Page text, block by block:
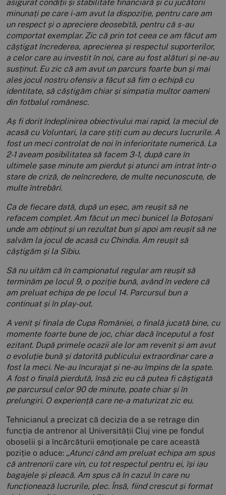
asigurat condiții și stabilitate financiară și cu jucătorii
minunați pe care i-am avut la dispoziție, pentru care am
un respect și o apreciere deosebită, pentru că s-au
comportat exemplar. Zic că prin tot ceea ce am făcut am
câștigat încrederea, aprecierea și respectul suporterilor,
a celor care au investit în noi, care au fost alături și ne-au
susținut. Eu zic că am avut un parcurs foarte bun și mai
ales jocul nostru ofensiv a făcut să fim o echipă cu
identitate, să câștigăm chiar și simpatia multor oameni
din fotbalul românesc.
Aș fi dorit îndeplinirea obiectivului mai rapid, la meciul de
acasă cu Voluntari, la care știți cum au decurs lucrurile. A
fost un meci controlat de noi în inferioritate numerică. La
2-1 aveam posibilitatea să facem 3-1, după care în
ultimele șase minute am pierdut și atunci am intrat într-o
stare de criză, de neîncredere, de multe necunoscute, de
multe întrebări.
Ca de fiecare dată, după un eșec, am reușit să ne
refacem complet. Am făcut un meci bunicel la Botoșani
unde am obținut și un rezultat bun și apoi am reușit să ne
salvăm la jocul de acasă cu Chindia. Am reușit să
câștigăm și la Sibiu.
Să nu uităm că în campionatul regular am reușit să
terminăm pe locul 9, o poziție bună, având în vedere că
am preluat echipa de pe locul 14. Parcursul bun a
continuat și în play-out.
A venit și finala de Cupa României, o finală jucată bine, cu
momente foarte bune de joc, chiar dacă începutul a fost
ezitant. După primele ocazii ale lor am revenit și am avut
o evoluție bună și datorită publicului extraordinar care a
fost la meci. Ne-au încurajat și ne-au împins de la spate.
A fost o finală pierdută, însă zic eu că putea fi câștigată
pe parcursul celor 90 de minute, poate chiar și în
prelungiri. O experiență care ne-a maturizat zic eu.
Tehnicianul a precizat că decizia de a se retrage din
funcția de antrenor al Universității Cluj vine pe fondul
oboselii și a încărcăturii emoționale pe care această
poziție o aduce: „Atunci când am preluat echipa am spus
că antrenorii care vin, cu tot respectul pentru ei, își iau
bagajele și pleacă. Am spus că în cazul în care nu
funcționează lucrurile, plec. Însă, fiind crescut și format